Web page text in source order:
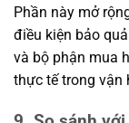
Phần này mở
điều kiện bảo
và bộ phận mua
thực tế trong vận